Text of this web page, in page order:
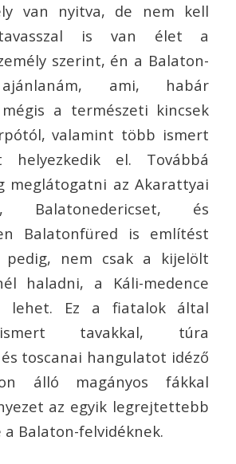
van nyitva, de nem kell
tavasszal is van élet a
szerint, én a Balaton-
ami, habár
a természeti kincsek
valamint több ismert
el. Továbbá
meglátogatni az Akarattyai
Balatonedericset, és
Balatonfüred is említést
pedig, nem csak a kijelölt
haladni, a Káli-medence
lehet. Ez a fiatalok által
tavakkal, túra
toscanai hangulatot idéző
álló magányos fákkal
az egyik legrejtettebb
a Balaton-felvidéknek.